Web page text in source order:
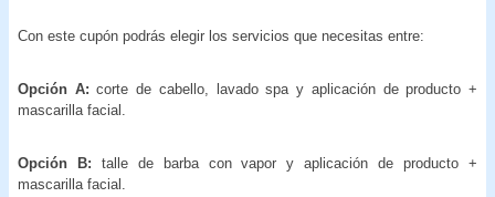
Con este cupón podrás elegir los servicios que necesitas entre:
Opción A: corte de cabello, lavado spa y aplicación de producto +
mascarilla facial.
Opción B: talle de barba con vapor y aplicación de producto +
mascarilla facial.